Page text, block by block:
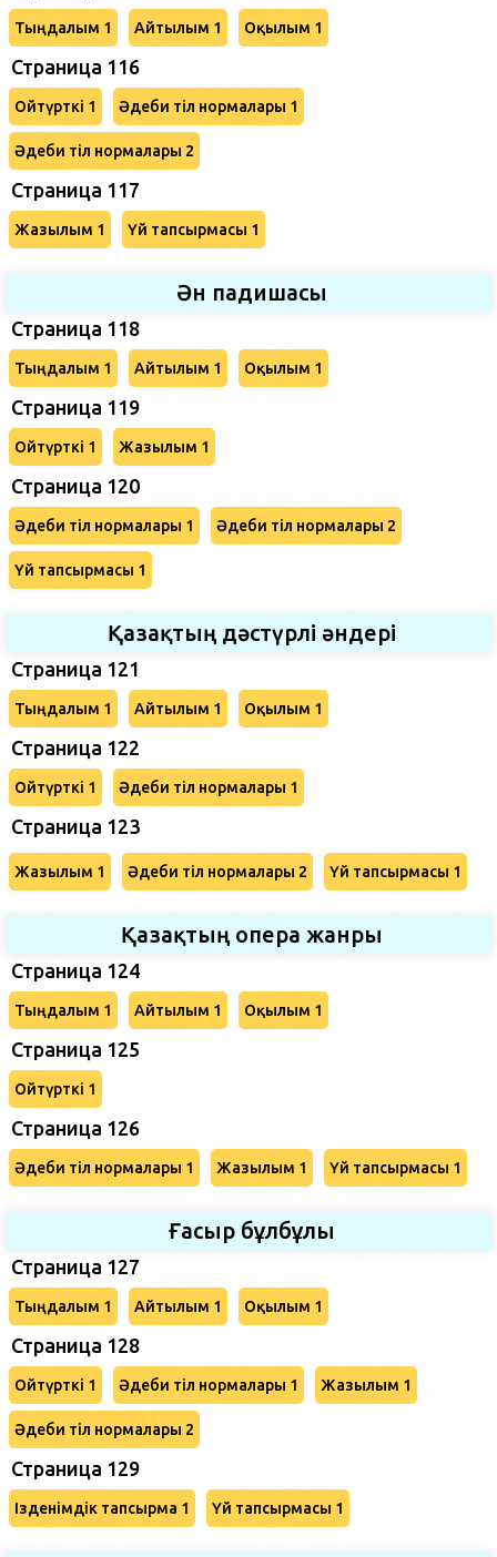
Тыңдалым 1 Айтылым 1 Оқылым 1
Страница 116
Ойтүрткі 1 Әдеби тіл нормалары 1
Әдеби тіл нормалары 2
Страница 117
Жазылым 1 Үй тапсырмасы 1
Ән падишасы
Страница 118
Тыңдалым 1 Айтылым 1 Оқылым 1
Страница 119
Ойтүрткі 1 Жазылым 1
Страница 120
Әдеби тіл нормалары 1 Әдеби тіл нормалары 2
Үй тапсырмасы 1
Қазақтың дәстүрлі әндері
Страница 121
Тыңдалым 1 Айтылым 1 Оқылым 1
Страница 122
Ойтүрткі 1 Әдеби тіл нормалары 1
Страница 123
Жазылым 1 Әдеби тіл нормалары 2 Үй тапсырмасы 1
Қазақтың опера жанры
Страница 124
Тыңдалым 1 Айтылым 1 Оқылым 1
Страница 125
Ойтүрткі 1
Страница 126
Әдеби тіл нормалары 1 Жазылым 1 Үй тапсырмасы 1
Ғасыр бұлбұлы
Страница 127
Тыңдалым 1 Айтылым 1 Оқылым 1
Страница 128
Ойтүрткі 1 Әдеби тіл нормалары 1 Жазылым 1
Әдеби тіл нормалары 2
Страница 129
Ізденімдік тапсырма 1 Үй тапсырмасы 1